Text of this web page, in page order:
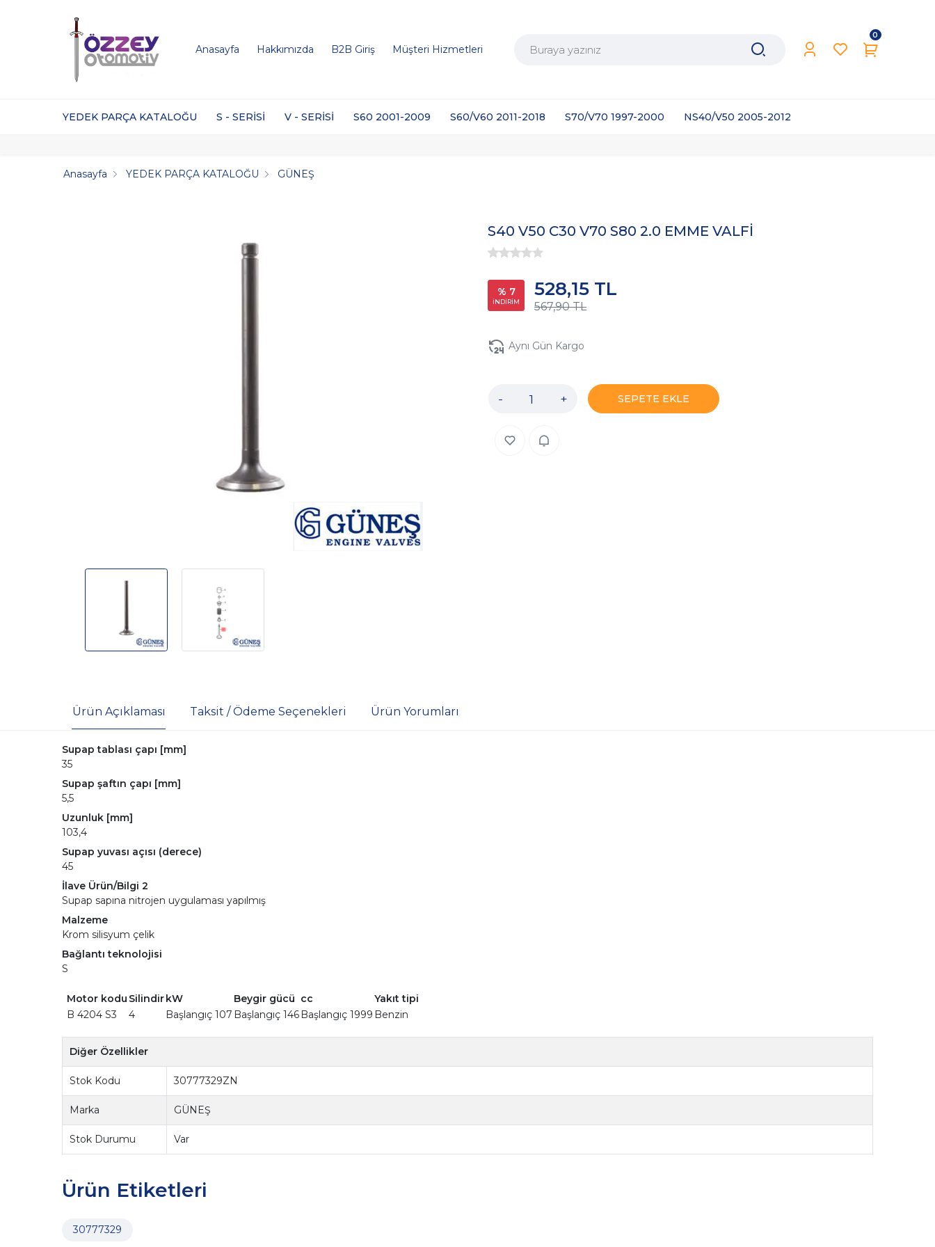
Anasayfa Hakkımızda B2B Giriş Müşteri Hizmetleri
0
YEDEK PARÇA KATALOĞU S - SERİSİ V - SERİSİ S60 2001-2009 S60/V60 2011-2018 S70/V70 1997-2000 NS40/V50 2005-2012
Anasayfa YEDEK PARÇA KATALOĞU GÜNEŞ
S40 V50 C30 V70 S80 2.0 EMME VALFİ
% 7
İNDİRİM 567,90 TL
528,15 TL
Aynı Gün Kargo
- + SEPETE EKLE
Ürün Açıklaması Taksit / Ödeme Seçenekleri Ürün Yorumları
Supap tablası çapı [mm]
35
Supap şaftın çapı [mm]
5,5
Uzunluk [mm]
103,4
Supap yuvası açısı (derece)
45
İlave Ürün/Bilgi 2
Supap sapına nitrojen uygulaması yapılmış
Malzeme
Krom silisyum çelik
Bağlantı teknolojisi
S
Motor kodu SilindirkW Beygir gücü cc
Yakıt tipi
B 4204 S3
4 Başlangıç 107 Başlangıç 146 Başlangıç 1999 Benzin
Diğer Özellikler
Stok Kodu 30777329ZN
Marka GÜNEŞ
Stok Durumu Var
Ürün Etiketleri
30777329